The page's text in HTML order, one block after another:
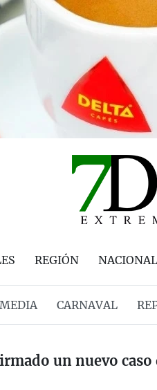
REGIÓN NACIONAL
CARNAVAL
un nuevo